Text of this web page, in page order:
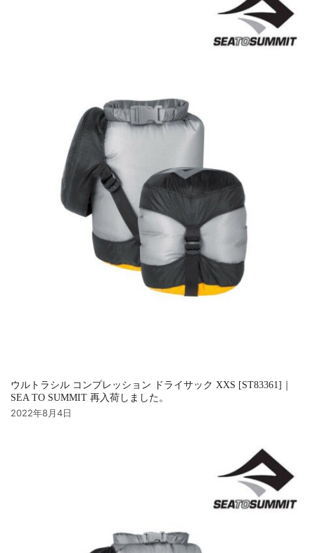
ウルトラシル コンプレッション ドライサック XXS [ST83361]｜
SEA TO SUMMIT 再入荷しました。
2022年8月4日